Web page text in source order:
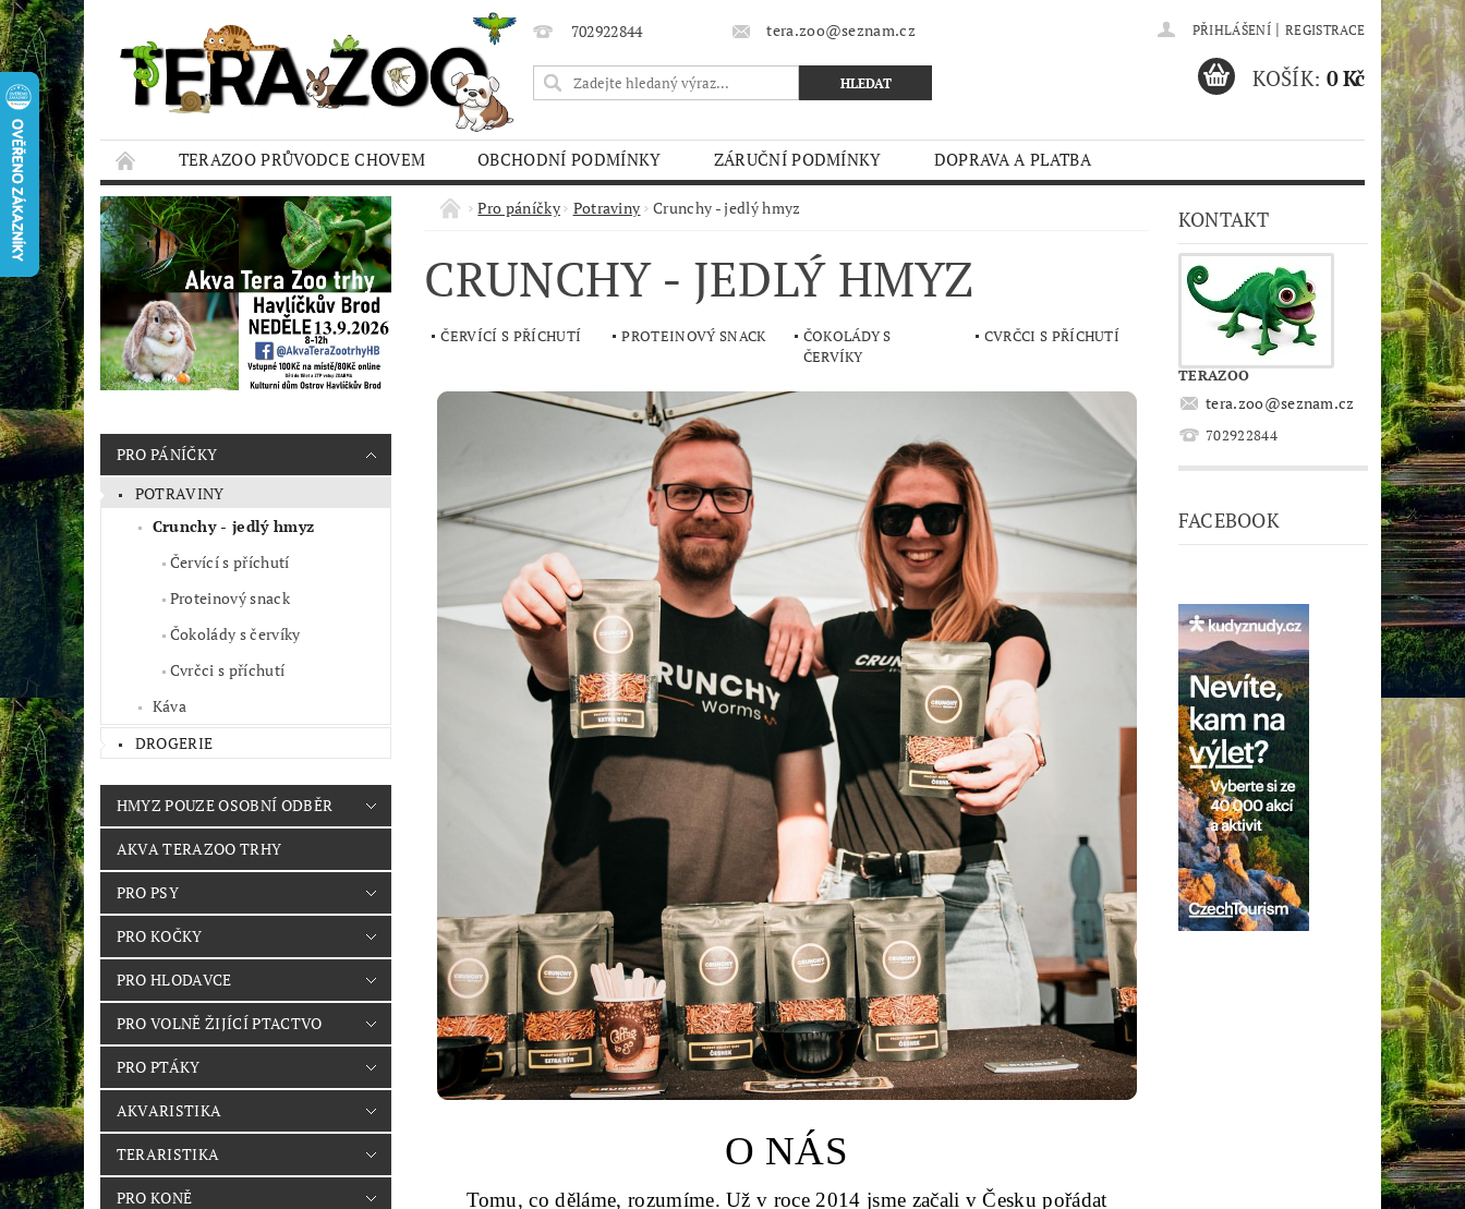
702922844 tera.zoo@seznam.cz PŘIHLÁŠENÍ | REGISTRACE
KOŠÍK: 0 Kč
TERAZOO PRŮVODCE CHOVEM OBCHODNÍ PODMÍNKY ZÁRUČNÍ PODMÍNKY
DOPRAVA A PLATBA
HODNOCENÍ OBCHODU
AQUA TERAZOO TRHY
PRO PÁNÍČKY
POTRAVINY
Crunchy - jedlý hmyz
Červící s příchutí
Proteinový snack
Čokolády s červíky
Cvrčci s příchutí
Káva
DROGERIE
HMYZ POUZE OSOBNÍ ODBĚR
AKVA TERAZOO TRHY
PRO PSY
PRO KOČKY
PRO HLODAVCE
PRO VOLNĚ ŽIJÍCÍ PTACTVO
PRO PTÁKY
AKVARISTIKA
TERARISTIKA
PRO KONĚ
Pro páníčky Potraviny Crunchy - jedlý hmyz
CRUNCHY - JEDLÝ HMYZ
ČERVÍCÍ S PŘÍCHUTÍ PROTEINOVÝ SNACK
ČOKOLÁDY S
ČERVÍKY
CVRČCI S PŘÍCHUTÍ
O NÁS
Tomu, co děláme, rozumíme. Už v roce 2014 jsme začali v Česku pořádat
KONTAKT
TERAZOO
tera.zoo@seznam.cz
702922844
FACEBOOK